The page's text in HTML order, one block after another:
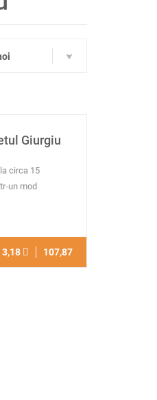
Giurgiu
circa 15
un mod
3,18 107,87